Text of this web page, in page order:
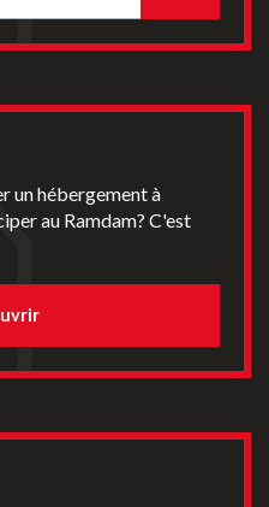
un hébergement à
au Ramdam? C'est